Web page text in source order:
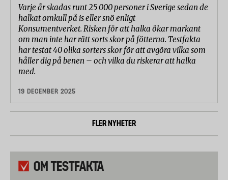
Varje år skadas runt 25 000 personer i Sverige sedan de
halkat omkull på is eller snö enligt
Konsumentverket. Risken för att halka ökar markant
om man inte har rätt sorts skor på fötterna. Testfakta
har testat 40 olika sorters skor för att avgöra vilka som
håller dig på benen – och vilka du riskerar att halka
med.
19 DECEMBER 2025
FLER NYHETER
OM TESTFAKTA